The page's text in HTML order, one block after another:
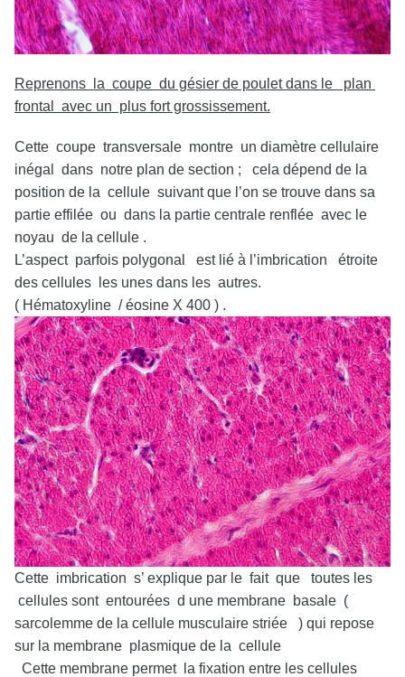
Reprenons la coupe du gésier de poulet dans le plan
frontal avec un plus fort grossissement.
Cette coupe transversale montre un diamètre cellulaire
inégal dans notre plan de section ; cela dépend de la
position de la cellule suivant que l’on se trouve dans sa
partie effilée ou dans la partie centrale renflée avec le
noyau de la cellule .
L’aspect parfois polygonal est lié à l’imbrication étroite
des cellules les unes dans les autres.
( Hématoxyline / éosine X 400 ) .
Cette imbrication s’ explique par le fait que toutes les
cellules sont entourées d une membrane basale (
sarcolemme de la cellule musculaire striée ) qui repose
sur la membrane plasmique de la cellule
Cette membrane permet la fixation entre les cellules